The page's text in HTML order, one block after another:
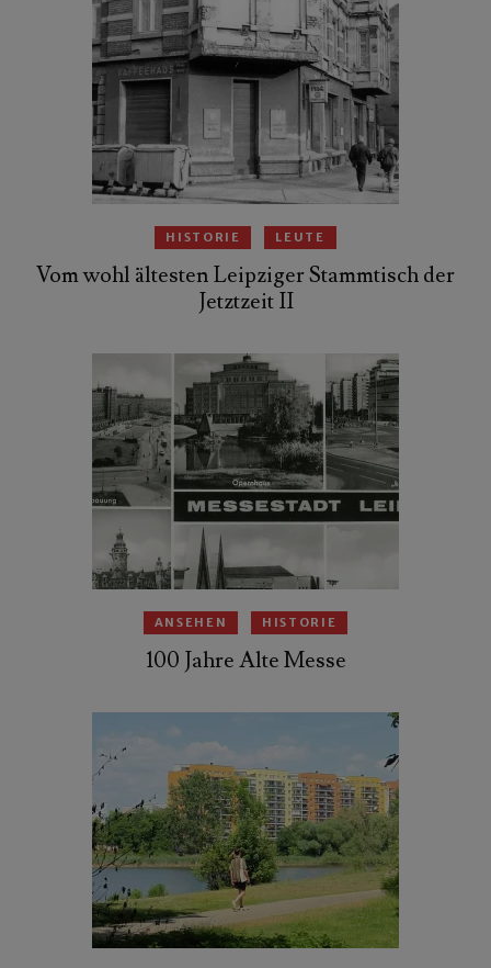
HISTORIE LEUTE
Vom wohl ältesten Leipziger Stammtisch der
Jetztzeit II
ANSEHEN HISTORIE
100 Jahre Alte Messe